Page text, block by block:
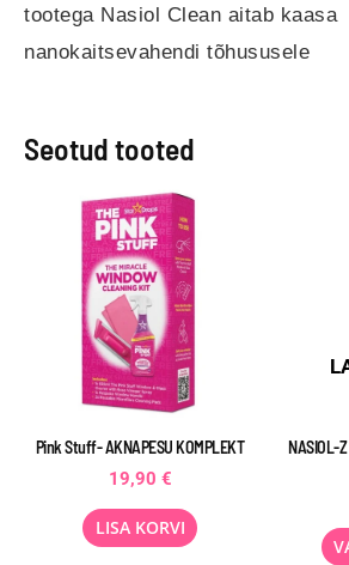
tootega Nasiol Clean aitab kaasa
nanokaitsevahendi tõhususele
Seotud tooted
Pink Stuff- AKNAPESU KOMPLEKT
19,90 €
LISA KORVI
NASIOL-